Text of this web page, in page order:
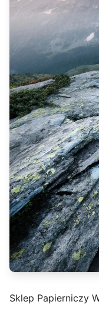
Sklep Papierniczy